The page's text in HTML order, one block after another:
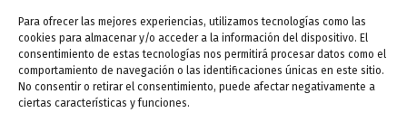
Para ofrecer las mejores experiencias, utilizamos tecnologías como las
cookies para almacenar y/o acceder a la información del dispositivo. El
consentimiento de estas tecnologías nos permitirá procesar datos como el
comportamiento de navegación o las identificaciones únicas en este sitio.
No consentir o retirar el consentimiento, puede afectar negativamente a
ciertas características y funciones.
(Israel), en el primer siglo de nuestra era, un tal Simón
que practicaba la magia y tenía enloquecida a la